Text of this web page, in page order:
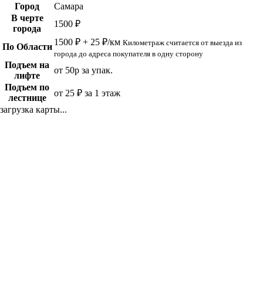
Город
Самара
В черте
города
1500 ₽
По Области 1500 ₽ + 25 ₽/км Километраж считается от выезда из
города до адреса покупателя в одну сторону
Подъем на
лифте
от 50р за упак.
Подъем по
лестнице
от 25 ₽ за 1 этаж
загрузка карты...